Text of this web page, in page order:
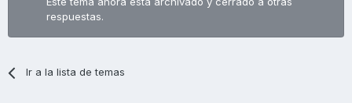
respuestas.
Ir a la lista de temas